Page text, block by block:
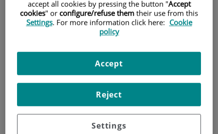
distintos grados, aunque no necesariamente.
EnQuirónsaludcontamos con eldoctor Pedro Bretcha,
especialista en cirugía del aparato digestivo en el
para tratar este tipo de patología.
accept all cookies by pressing the button "Accept
cookies" or configure/refuse them their use from this
Settings. For more information click here: Cookie
policy
Settings
Reject
Accept